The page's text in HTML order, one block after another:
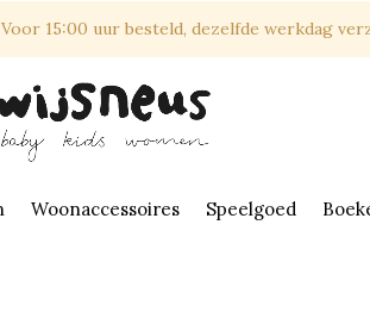
Woonaccessoires Speelgoed
Voor 15:00 uur besteld, dezelfde werkdag